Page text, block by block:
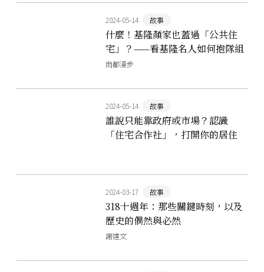
2024-05-14 故事
什麼！基隆顏家也蓋過「公共住
宅」？——看基隆名人如何抱隊組
團，解決地方住宅難
雨都漫步
2024-05-14 故事
誰說只能靠政府或市場？認識
「住宅合作社」，打開你的居住
2024-03-17 故事
318十週年：那些關鍵時刻，以及
歷史的偶然與必然
謝達文